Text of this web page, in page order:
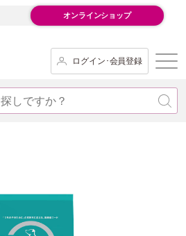
オンラインショップ
ログイン･会員登録